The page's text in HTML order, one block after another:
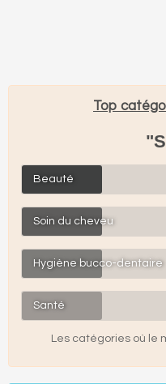
Top
Beauté
Soin du cheveu
Hygiène bucco-dentaire
Santé
Les catégories où le